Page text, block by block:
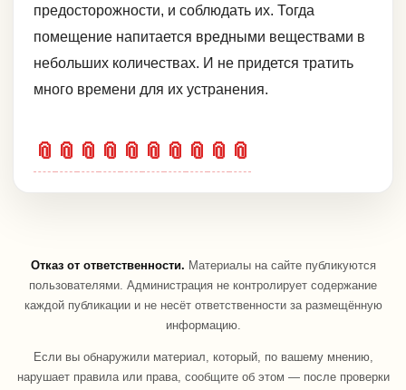
предосторожности, и соблюдать их. Тогда
помещение напитается вредными веществами в
небольших количествах. И не придется тратить
много времени для их устранения.
📎 📎 📎 📎 📎 📎 📎 📎 📎 📎
Отказ от ответственности. Материалы на сайте публикуются
пользователями. Администрация не контролирует содержание
каждой публикации и не несёт ответственности за размещённую
информацию.
Если вы обнаружили материал, который, по вашему мнению,
нарушает правила или права, сообщите об этом — после проверки